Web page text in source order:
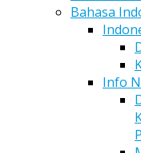
Bahasa
Info